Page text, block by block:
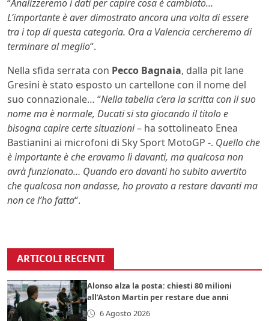
“Analizzeremo i dati per capire cosa è cambiato…
L’importante è aver dimostrato ancora una volta di essere
tra i top di questa categoria. Ora a Valencia cercheremo di
terminare al meglio“.
Nella sfida serrata con Pecco Bagnaia, dalla pit lane
Gresini è stato esposto un cartellone con il nome del
suo connazionale… “Nella tabella c’era la scritta con il suo
nome ma è normale, Ducati si sta giocando il titolo e
bisogna capire certe situazioni– ha sottolineato Enea
Bastianini ai microfoni di Sky Sport MotoGP -. Quello che
è importante è che eravamo lì davanti, ma qualcosa non
avrà funzionato… Quando ero davanti ho subito avvertito
che qualcosa non andasse, ho provato a restare davanti ma
non ce l’ho fatta“.
ARTICOLI RECENTI
Alonso alza la posta: chiesti 80 milioni
all’Aston Martin per restare due anni
6 Agosto 2026